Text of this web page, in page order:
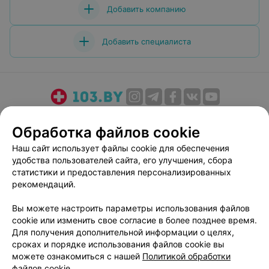
Добавить компанию
Добавить специалиста
Медицинский маркетинг
Публичный договор
Пользовательское соглашение
Способы оплаты
Вакансии
Партнеры
Персональные настройки cookie
Обработка персональных данных
Обработка файлов cookie
Наш сайт использует файлы cookie для обеспечения
удобства пользователей сайта, его улучшения, сбора
статистики и предоставления персонализированных
рекомендаций.
Вы можете настроить параметры использования файлов
cookie или изменить свое согласие в более позднее время.
Для получения дополнительной информации о целях,
сроках и порядке использования файлов cookie вы
можете ознакомиться с нашей Политикой обработки